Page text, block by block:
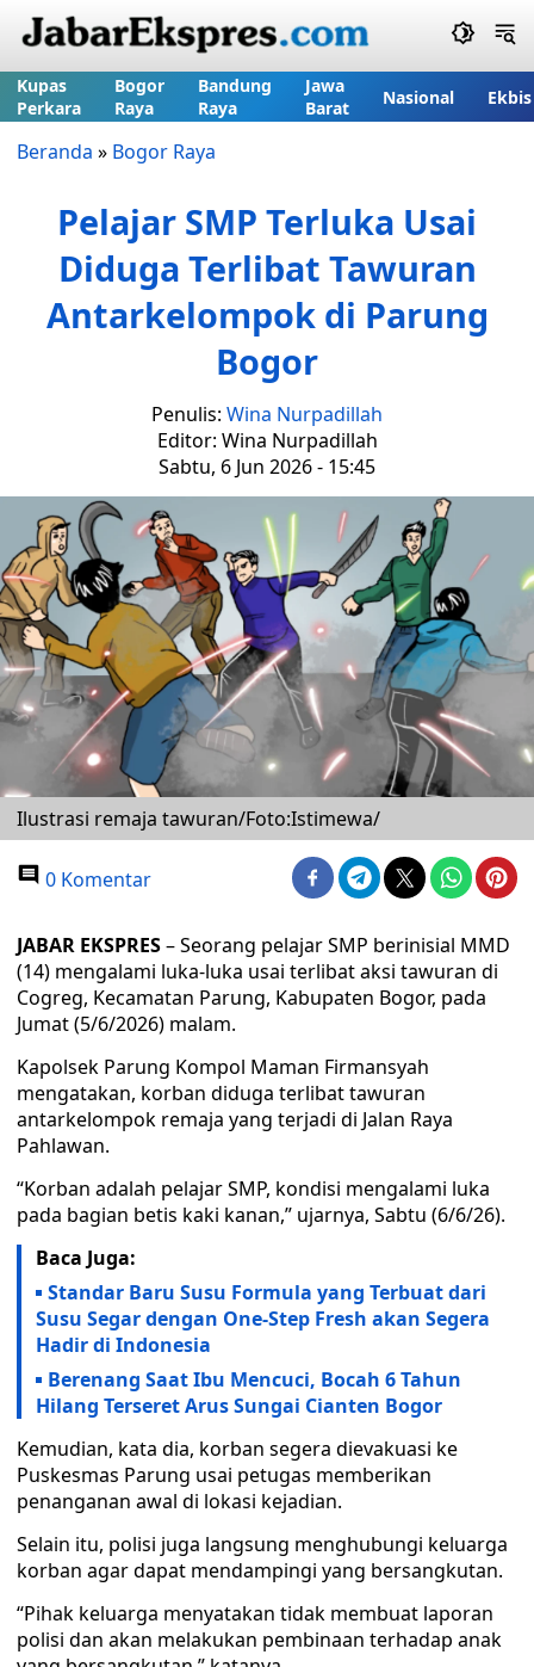
Kupas
Perkara
Bogor
Raya
Bandung
Raya
Jawa
Barat
Nasional Ekbis
Beranda » Bogor Raya
Pelajar SMP Terluka Usai
Diduga Terlibat Tawuran
Antarkelompok di Parung
Bogor
Penulis: Wina Nurpadillah
Editor: Wina Nurpadillah
Sabtu, 6 Jun 2026 - 15:45
Ilustrasi remaja tawuran/Foto:Istimewa/
0 Komentar
JABAR EKSPRES– Seorang pelajar SMP berinisial MMD
(14) mengalami luka-luka usai terlibat aksi tawuran di
Cogreg, Kecamatan Parung, Kabupaten Bogor, pada
Jumat (5/6/2026) malam.
Kapolsek Parung Kompol Maman Firmansyah
mengatakan, korban diduga terlibat tawuran
antarkelompok remaja yang terjadi di Jalan Raya
Pahlawan.
“Korban adalah pelajar SMP, kondisi mengalami luka
pada bagian betis kaki kanan,” ujarnya, Sabtu (6/6/26).
Baca Juga:
Standar Baru Susu Formula yang Terbuat dari
Susu Segar dengan One-Step Fresh akan Segera
Hadir di Indonesia
Berenang Saat Ibu Mencuci, Bocah 6 Tahun
Hilang Terseret Arus Sungai Cianten Bogor
Kemudian, kata dia, korban segera dievakuasi ke
Puskesmas Parung usai petugas memberikan
penanganan awal di lokasi kejadian.
Selain itu, polisi juga langsung menghubungi keluarga
korban agar dapat mendampingi yang bersangkutan.
“Pihak keluarga menyatakan tidak membuat laporan
polisi dan akan melakukan pembinaan terhadap anak